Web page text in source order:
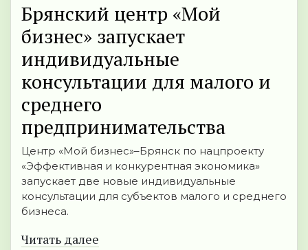
Брянский центр «Мой
бизнес» запускает
индивидуальные
консультации для малого и
среднего
предпринимательства
Центр «Мой бизнес»–Брянск по нацпроекту
«Эффективная и конкурентная экономика»
запускает две новые индивидуальные
консультации для субъектов малого и среднего
бизнеса.
Читать далее